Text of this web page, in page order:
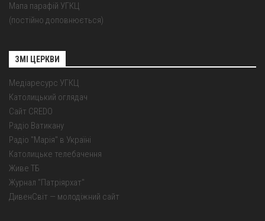
Мапа парафій УГКЦ
(постійно доповнюється)
ЗМІ ЦЕРКВИ
Медіаресурс УГКЦ
Католицький оглядач
Сайт CREDO
Радіо Ватикану
Радіо "Марія" в Україні
Католицьке телебачення
Живе ТБ
Журнал "Патріярхат"
ДивенСвіт — молодіжний сайт